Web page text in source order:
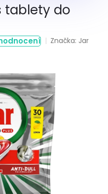
tablety do
Značka: Jar